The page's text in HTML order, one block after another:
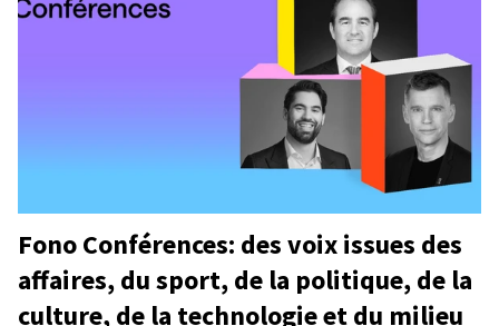
Fono Conférences: des voix issues des
affaires, du sport, de la politique, de la
culture, de la technologie et du milieu